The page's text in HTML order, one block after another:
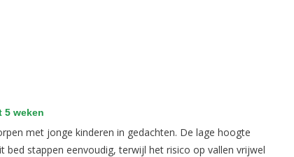
5 weken
met jonge kinderen in gedachten. De lage hoogte
bed stappen eenvoudig, terwijl het risico op vallen vrijwel